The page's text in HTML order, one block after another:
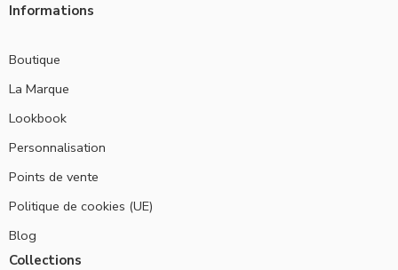
Informations
Boutique
La Marque
Lookbook
Personnalisation
Points de vente
Politique de cookies (UE)
Blog
Collections